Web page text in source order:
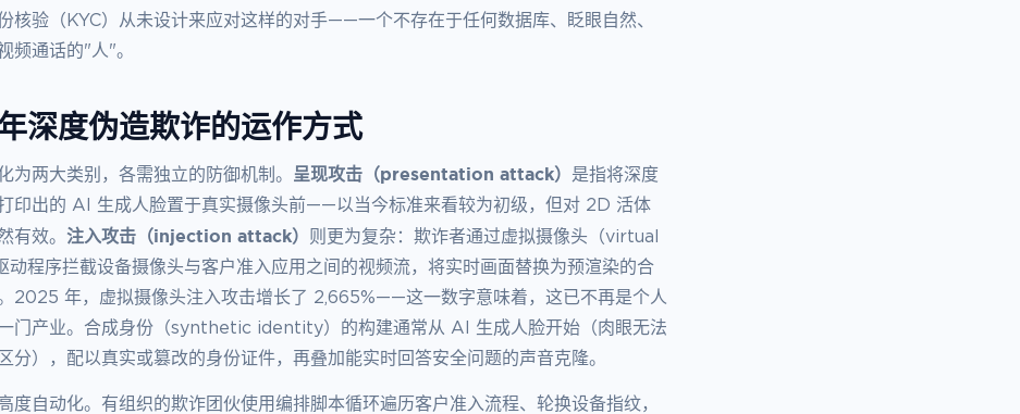
核验（KYC）从未设计来应对这样的对手——一个不存在于任何数据库、眨眼自然、
频通话的"人"。
深度伪造欺诈的运作方式
为两大类别，各需独立的防御机制。 呈现攻击（presentation attack）
是指将深度
印出的 AI 生成人脸置于真实摄像头前——以当今标准来看较为初级，但对 2D 活体
有效。 注入攻击（injection attack）
则更为复杂：欺诈者通过虚拟摄像头（virtual
程序拦截设备摄像头与客户准入应用之间的视频流，将实时画面替换为预渲染的合
2025 年，虚拟摄像头注入攻击增长了 2,665%——这一数字意味着，这已不再是个人
门产业。合成身份（synthetic identity）的构建通常从 AI 生成人脸开始（肉眼无法
分），配以真实或篡改的身份证件，再叠加能实时回答安全问题的声音克隆。
度自动化。有组织的欺诈团伙使用编排脚本循环遍历客户准入流程、轮换设备指纹，